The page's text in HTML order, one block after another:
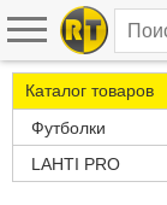
Каталог товаров
Футболки
LAHTI PRO